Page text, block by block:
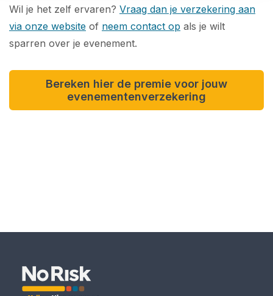
Wil je het zelf ervaren? Vraag dan je verzekering aan
via onze website of neem contact op als je wilt
sparren over je evenement.
Bereken hier de premie voor jouw
evenementenverzekering